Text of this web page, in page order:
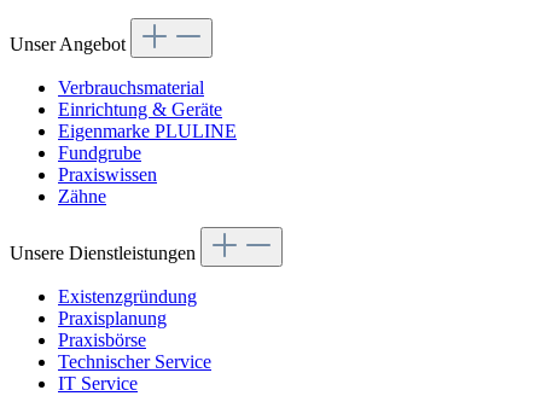
Unser Angebot
Verbrauchsmaterial
Einrichtung & Geräte
Eigenmarke PLULINE
Fundgrube
Praxiswissen
Zähne
Unsere Dienstleistungen
Existenzgründung
Praxisplanung
Praxisbörse
Technischer Service
IT Service